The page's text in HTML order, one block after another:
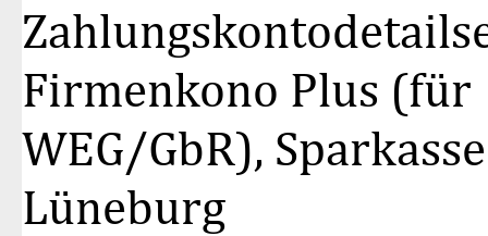
auf
100%
Firmenkono Plus (für
WEG/GbR), Sparkasse
Lüneburg